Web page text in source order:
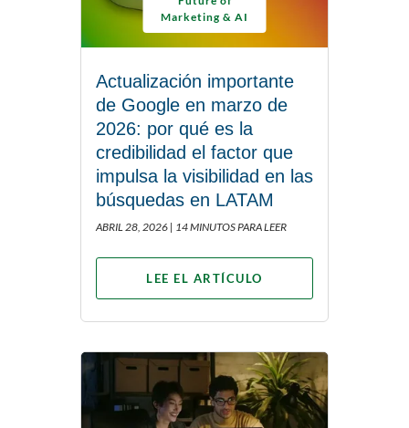
Marketing & AI
Actualización importante
de Google en marzo de
2026: por qué es la
credibilidad el factor que
impulsa la visibilidad en las
búsquedas en LATAM
ABRIL 28, 2026 | 14 MINUTOS PARA LEER
LEE EL ARTÍCULO